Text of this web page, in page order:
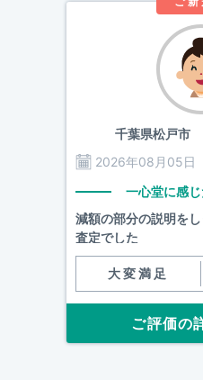
千葉県松戸市
2026年08月05日
一心堂に感
減額の部分の説明を
査定でした
大変満足
ご評価の